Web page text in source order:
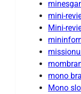
mini-
Mini-
mono
Mono